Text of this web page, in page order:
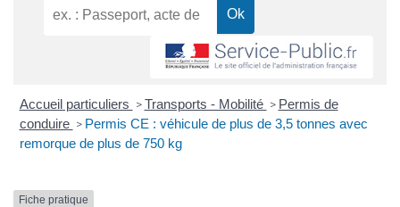
Accueil particuliers > Transports - Mobilité > Permis de
conduire > Permis CE : véhicule de plus de 3,5 tonnes avec
remorque de plus de 750 kg
Fiche pratique